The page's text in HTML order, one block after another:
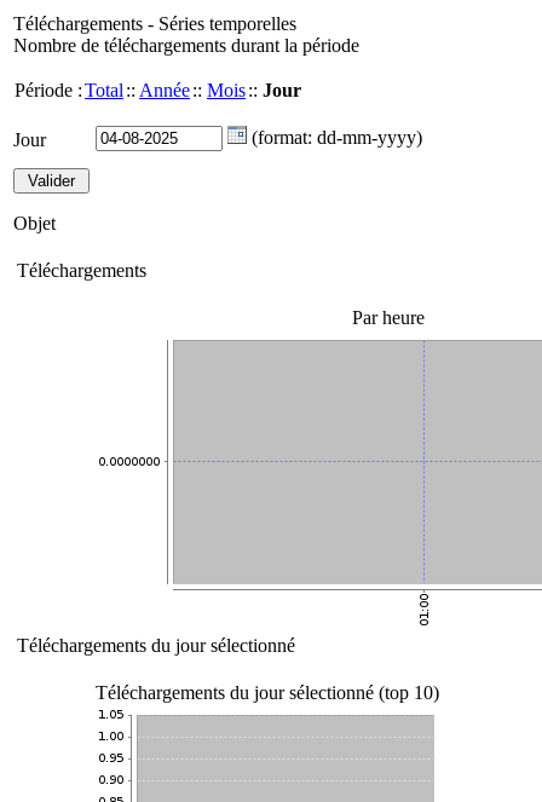
Téléchargements - Séries temporelles
Nombre de téléchargements durant la période
Période :Total :: Année:: Mois:: Jour
Jour (format: dd-mm-yyyy)
Objet
Téléchargements
Par heure
Téléchargements du jour sélectionné
Téléchargements du jour sélectionné (top 10)